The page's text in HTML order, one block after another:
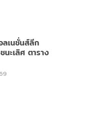
ลเนชั่นส์ลีก
ะเลิศ ตาราง